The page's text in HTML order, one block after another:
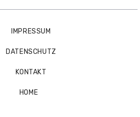
IMPRESSUM
DATENSCHUTZ
KONTAKT
HOME